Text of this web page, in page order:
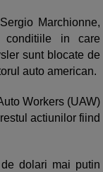
Marchionne,
conditiile in care
sunt blocate de
auto american.
Workers (UAW)
actiunilor fiind
dolari mai putin